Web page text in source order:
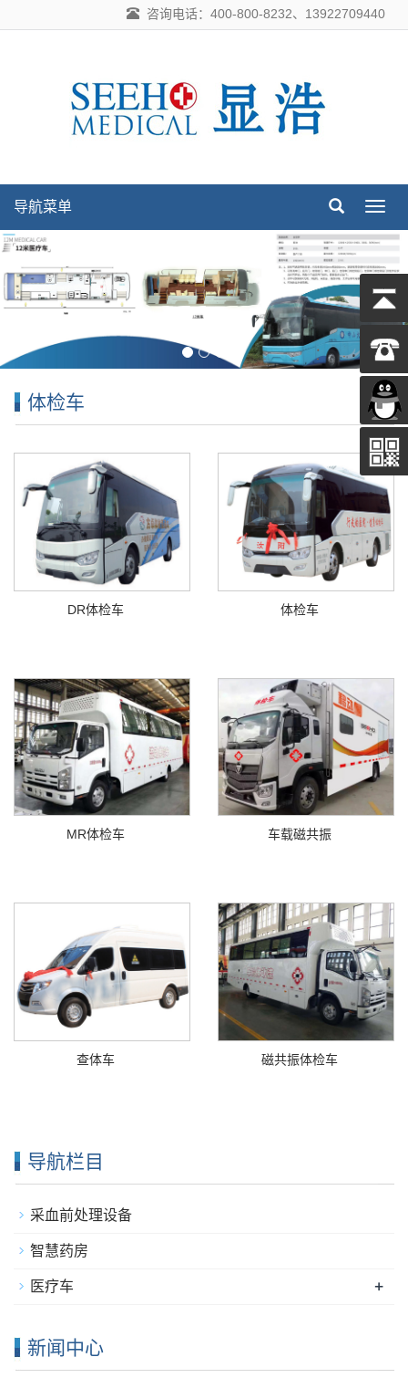
咨询电话：400-800-8232、13922709440
导
航
单
导航菜单
体检车
DR体检车 体检车
MR体检车 车载磁共振
查体车 磁共振体检车
导航栏目
采血前处理设备
智慧药房
医疗车 +
新闻中心